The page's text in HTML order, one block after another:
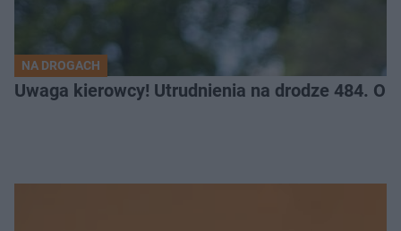
NA DROGACH
Uwaga kierowcy! Utrudnienia na drodze 484.